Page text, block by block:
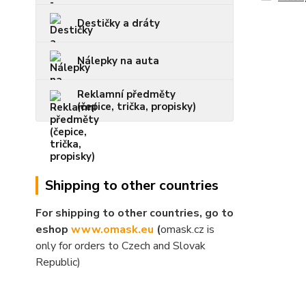
Destičky a dráty
Nálepky na auta
Reklamní předměty
(čepice, trička, propisky)
Shipping to other countries
For shipping to other countries, go to
eshop www.omask.eu (omask.cz is
only for orders to Czech and Slovak
Republic)